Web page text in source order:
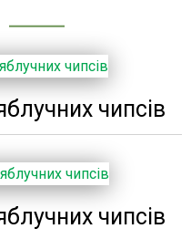
чипсів
чипсів